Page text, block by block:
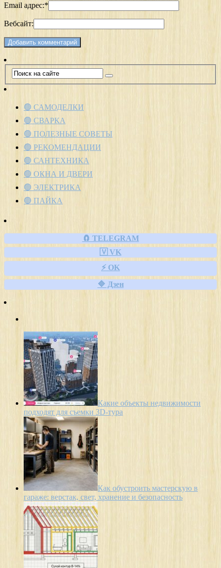
Email адрес:*
Вебсайт:
🟢 САМОДЕЛКИ
🟢 СВАРКА
🟢 ПОЛЕЗНЫЕ СОВЕТЫ
🟢 РЕКОМЕНДАЦИИ
🟢 САНТЕХНИКА
🟢 ОКНА И ДВЕРИ
🟢 ЭЛЕКТРИКА
🟢 ПАЙКА
🧲 TELEGRAM
🇻 VK
⚡ OK
🔷 Дзен
Какие объекты недвижимости
подходят для съемки 3D-тура
Как обустроить мастерскую в
гараже: верстак, свет, хранение и безопасность